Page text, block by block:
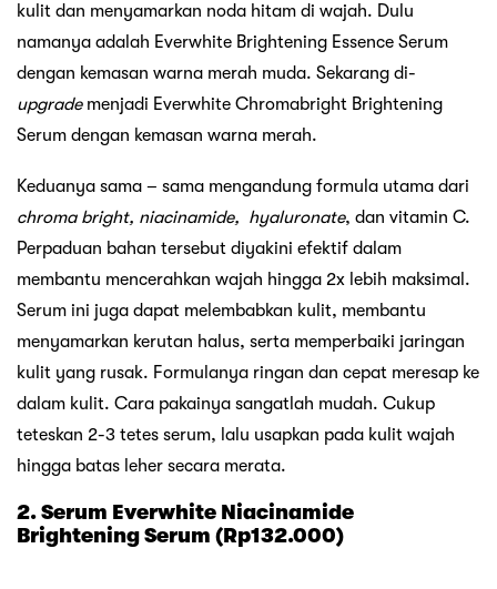
kulit dan menyamarkan noda hitam di wajah. Dulu
namanya adalah Everwhite Brightening Essence Serum
dengan kemasan warna merah muda. Sekarang di-
upgrademenjadi Everwhite Chromabright Brightening
Serum dengan kemasan warna merah.
Keduanya sama – sama mengandung formula utama dari
chroma bright, niacinamide, hyaluronate, dan vitamin C.
Perpaduan bahan tersebut diyakini efektif dalam
membantu mencerahkan wajah hingga 2x lebih maksimal.
Serum ini juga dapat melembabkan kulit, membantu
menyamarkan kerutan halus, serta memperbaiki jaringan
kulit yang rusak. Formulanya ringan dan cepat meresap ke
dalam kulit. Cara pakainya sangatlah mudah. Cukup
teteskan 2-3 tetes serum, lalu usapkan pada kulit wajah
hingga batas leher secara merata.
2. Serum Everwhite Niacinamide
Brightening Serum (Rp132.000)